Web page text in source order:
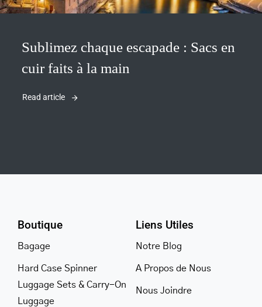
Sublimez chaque escapade : Sacs en
cuir faits à la main
Read article
Boutique
Bagage
Hard Case Spinner
Luggage Sets & Carry-On
Luggage
Liens Utiles
Notre Blog
A Propos de Nous
Nous Joindre